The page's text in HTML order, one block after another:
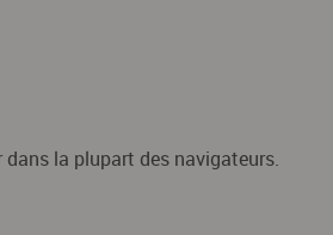
la plupart des navigateurs.